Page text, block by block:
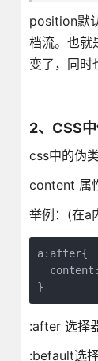
position默
档流。也就
变了，同时
2、CSS
css中的伪
content 属
举例：(在a
a:after{
}
:after 选择
:befault选